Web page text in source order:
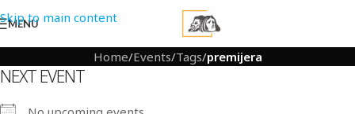
Skip to main content
MENU
Home/Events/Tags/premijera
NEXT EVENT